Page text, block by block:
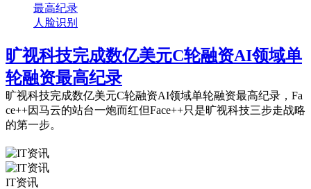
人脸识别
旷视科技完成数亿美元C轮融资AI领域单
轮融资最高纪录
旷视科技完成数亿美元C轮融资AI领域单轮融资最高纪录，Fa
ce++因马云的站台一炮而红但Face++只是旷视科技三步走战略
的第一步。
IT资讯